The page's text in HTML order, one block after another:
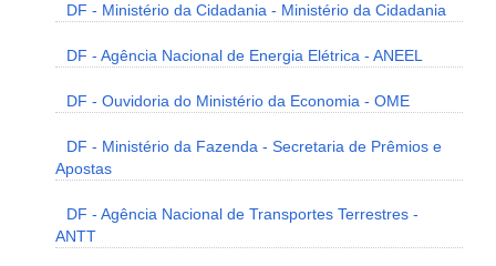
DF - Ministério da Cidadania - Ministério da Cidadania
DF - Agência Nacional de Energia Elétrica - ANEEL
DF - Ouvidoria do Ministério da Economia - OME
DF - Ministério da Fazenda - Secretaria de Prêmios e
Apostas
DF - Agência Nacional de Transportes Terrestres -
ANTT